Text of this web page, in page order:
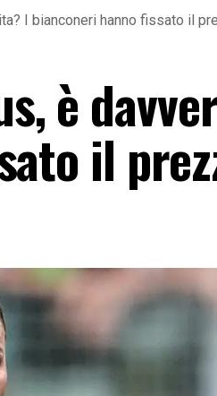
I bianconeri hanno fissato il
è
il